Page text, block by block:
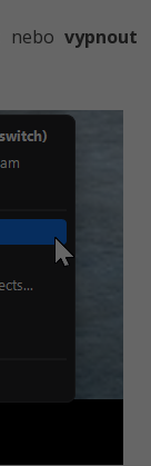
nebovypnout